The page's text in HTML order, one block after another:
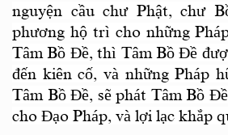
nguyện cầu chư Phật, chư
phương hộ trì cho những
Tâm Bồ Đề, thì Tâm Bồ Đề
đến kiên cố, và những Pháp
Tâm Bồ Đề, sẽ phát Tâm Bồ
cho Đạo Pháp, và lợi lạc khắp